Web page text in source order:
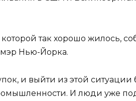
так хорошо жилось,
Нью-Йорка.
и выйти из этой ситуации
И люди уже